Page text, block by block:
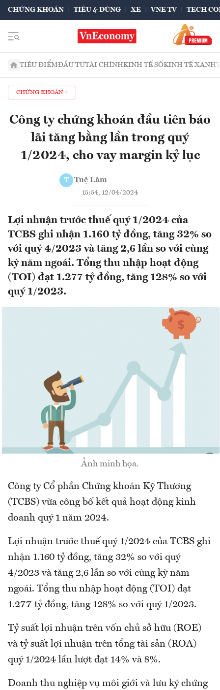
CHỨNG KHOÁN TIÊU & DÙNG XE VNE TV TECH
TIÊU ĐIỂMĐẦU TƯTÀI CHÍNHKINH TẾ SỐKINH TẾ XANH
CHỨNG KHOÁN
Công ty chứng khoán đầu tiên báo
lãi tăng bằng lần trong quý
1/2024, cho vay margin kỷ lục
T Tuệ Lâm
15:54, 12/04/2024
Lợi nhuận trước thuế quý 1/2024 của
TCBS ghi nhận 1.160 tỷ đồng, tăng 32% so
với quý 4/2023 và tăng 2,6 lần so với cùng
kỳ năm ngoái. Tổng thu nhập hoạt động
(TOI) đạt 1.277 tỷ đồng, tăng 128% so với
quý 1/2023.
Ảnh minh họa.
Công ty Cổ phần Chứng khoán Kỹ Thương
(TCBS) vừa công bố kết quả hoạt động kinh
doanh quý 1 năm 2024.
Lợi nhuận trước thuế quý 1/2024 của TCBS ghi
nhận 1.160 tỷ đồng, tăng 32% so với quý
4/2023 và tăng 2,6 lần so với cùng kỳ năm
ngoái. Tổng thu nhập hoạt động (TOI) đạt
1.277 tỷ đồng, tăng 128% so với quý 1/2023.
Tỷ suất lợi nhuận trên vốn chủ sở hữu (ROE)
và tỷ suất lợi nhuận trên tổng tài sản (ROA)
quý 1/2024 lần lượt đạt 14% và 8%.
Doanh thu nghiệp vụ môi giới và lưu ký chứng